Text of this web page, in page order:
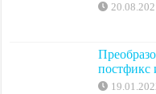
постфикс